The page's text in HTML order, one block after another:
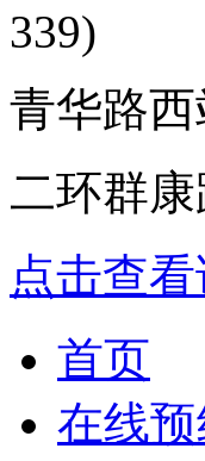
339)
青华路
二环群
点击查
首页
在线预